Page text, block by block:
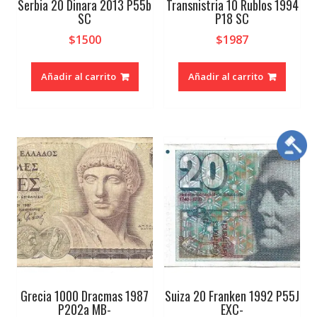
Serbia 20 Dinara 2013 P55b
SC
$1500
Añadir al carrito
Transnistria 10 Rublos 1994
P18 SC
$1987
Añadir al carrito
Grecia 1000 Dracmas 1987
P202a MB-
Suiza 20 Franken 1992 P55J
EXC-